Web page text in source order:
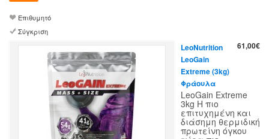
Επιθυμητό
Σύγκριση
61,00€
LeoNutrition
LeoGain
Extreme (3kg)
Φράουλα
LeoGain Extreme
3kg Η πιο
επιτυχημένη και
διάσημη θερμιδική
πρωτείνη όγκου